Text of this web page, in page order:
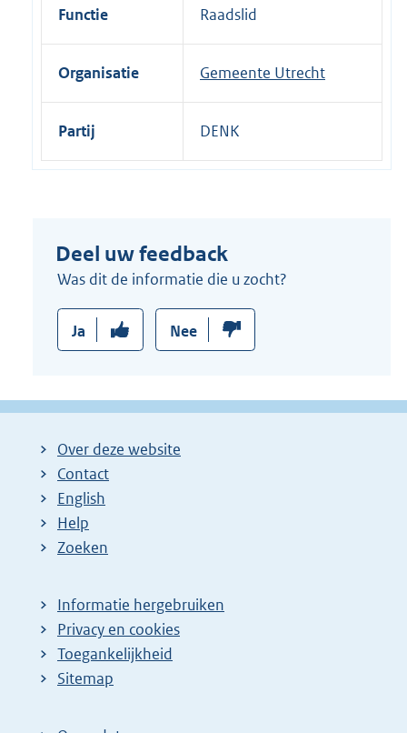
Functie Raadslid
Organisatie Gemeente Utrecht
Partij DENK
Deel uw feedback
Was dit de informatie die u zocht?
Ja Nee
Over deze website
Contact
English
Help
Zoeken
Informatie hergebruiken
Privacy en cookies
Toegankelijkheid
Sitemap